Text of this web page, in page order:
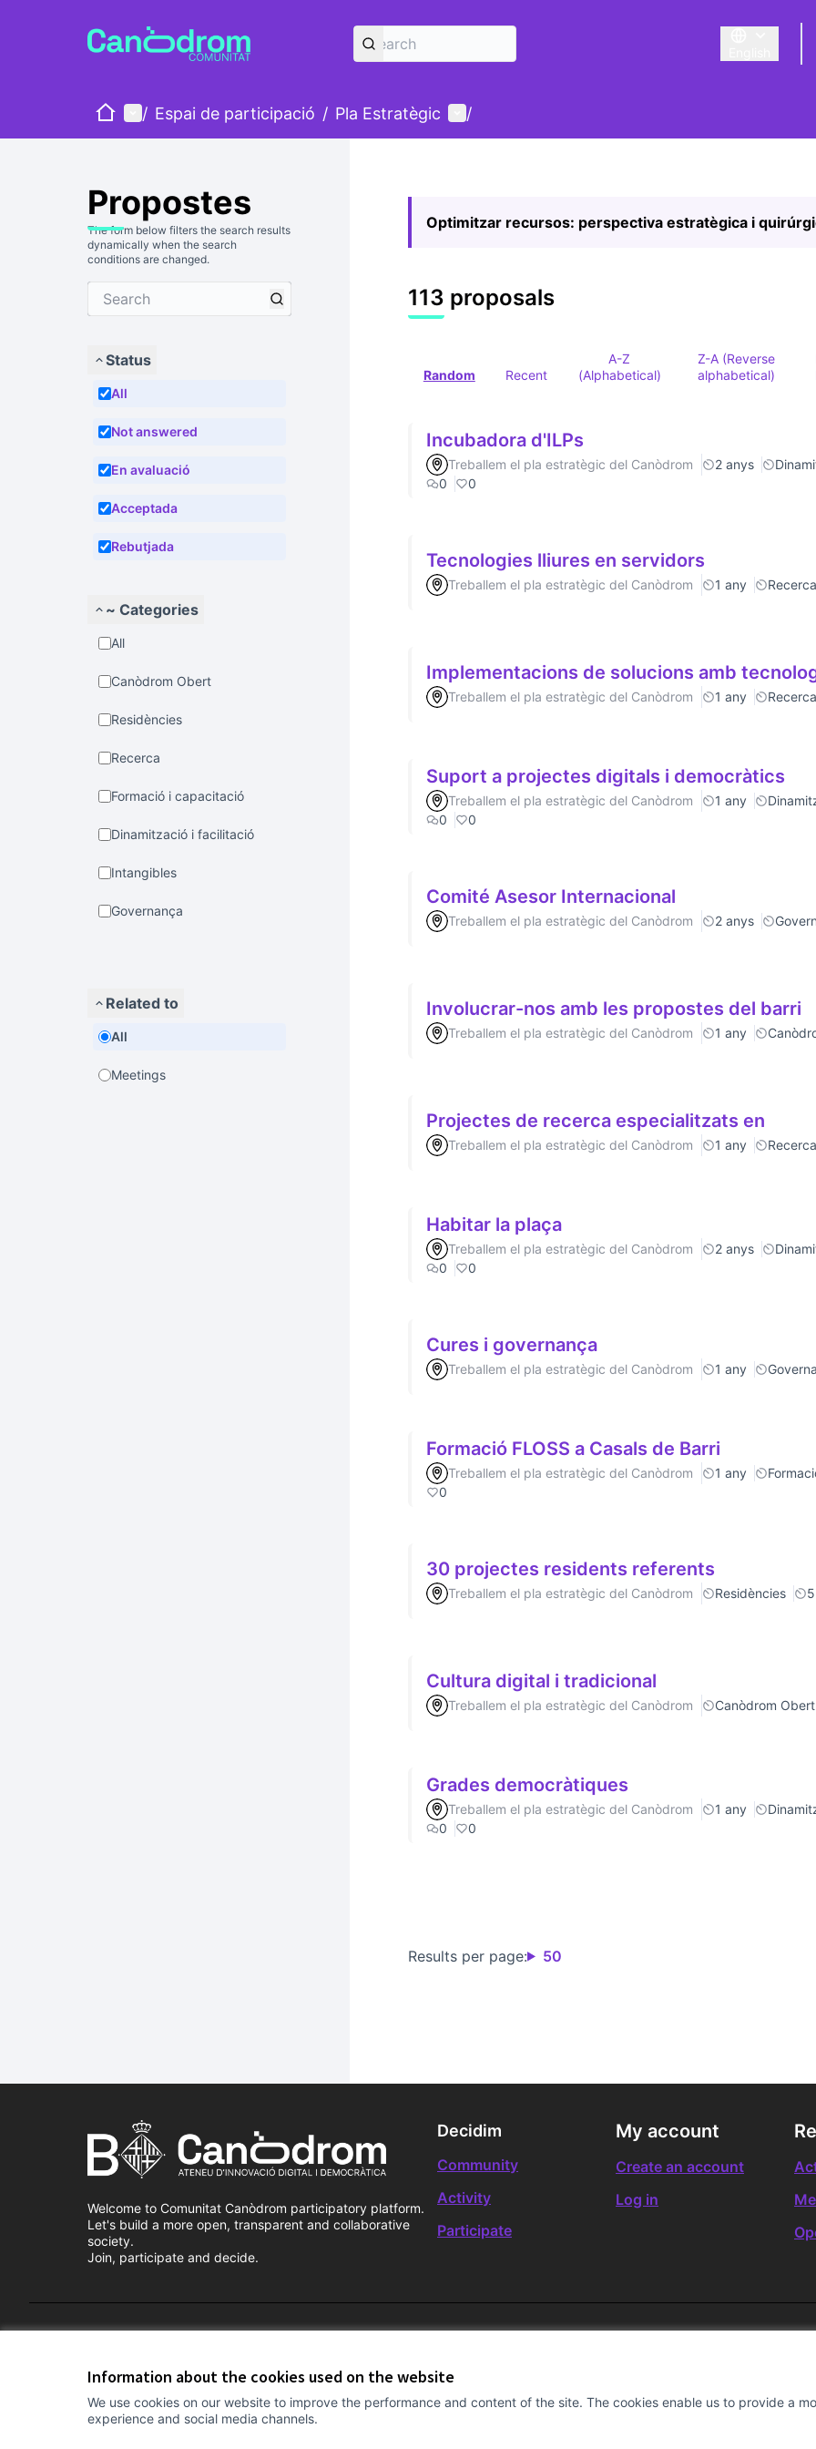
Information about the cookies used on the website
We use cookies on our website to improve the performance and content of the site. The cookies enable us to provide a
experience and social media channels.
Triar la llengua
HomeMain menu
/ Espai de participació / Pla Estratègic User menu
/
Propostes
The form below filters the search results
dynamically when the search
conditions are changed.
Status
All
Not answered
En avaluació
Acceptada
Rebutjada
~ Categories
All
Canòdrom Obert
Residències
Recerca
Formació i capacitació
Dinamització i facilitació
Intangibles
Governança
Related to
All
Meetings
Optimitzar recursos: perspectiva estratègica i
113 proposals
Random Recent
A-Z
(Alphabetical)
Z-A (Reverse
alphabetical)
Incubadora d'ILPs
Treballem el pla estratègic del Canòdrom 2 anys
0
0
Tecnologies lliures en servidors
Treballem el pla estratègic del Canòdrom 1 any Recerca
Implementacions de solucions amb
Treballem el pla estratègic del Canòdrom 1 any Recerca
Suport a projectes digitals i democràtics
Treballem el pla estratègic del Canòdrom 1 any
0
0
Comité Asesor Internacional
Treballem el pla estratègic del Canòdrom 2 anys
Involucrar-nos amb les propostes del barri
Treballem el pla estratègic del Canòdrom 1 any
Projectes de recerca especialitzats en
Treballem el pla estratègic del Canòdrom 1 any Recerca
Habitar la plaça
Treballem el pla estratègic del Canòdrom 2 anys
0
0
Cures i governança
Treballem el pla estratègic del Canòdrom 1 any
Formació FLOSS a Casals de Barri
Treballem el pla estratègic del Canòdrom 1 any
0
30 projectes residents referents
Treballem el pla estratègic del Canòdrom Residències
Cultura digital i tradicional
Treballem el pla estratègic del Canòdrom Canòdrom Obert
Grades democràtiques
Treballem el pla estratègic del Canòdrom 1 any
0
0
Results per page: 50
Welcome to Comunitat Canòdrom participatory platform.
Let's build a more open, transparent and collaborative
society.
Join, participate and decide.
Decidim
Community
Activity
Participate
My account
Create an account
Log in
(External link)